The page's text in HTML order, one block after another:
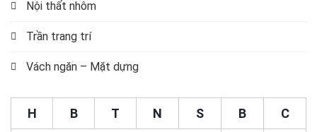
Nội thất nhôm
Trần trang trí
Vách ngăn – Mặt dựng
H B T N S B C